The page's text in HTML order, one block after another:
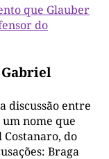
que Glauber
do
Gabriel
discussão entre
nome que
do
Braga